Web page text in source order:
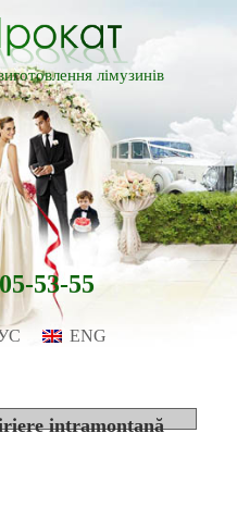
лімузинів
53-55
ENG
intramontană